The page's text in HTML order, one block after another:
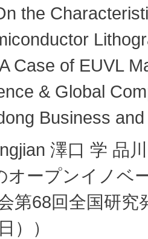
the
Case of EUVL
& Global
Business
澤口 学 品
オープンイノベ
第68回全国研究
））